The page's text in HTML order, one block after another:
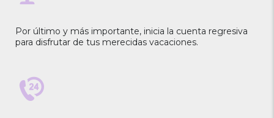
Por último y más importante, inicia la cuenta regresiva
para disfrutar de tus merecidas vacaciones.